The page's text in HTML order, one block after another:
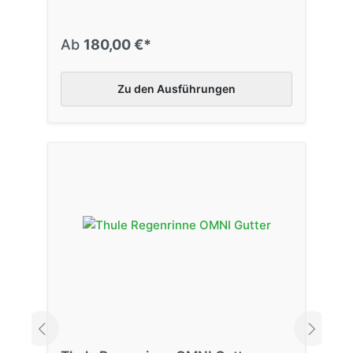
Ab 180,00 €*
Zu den Ausführungen